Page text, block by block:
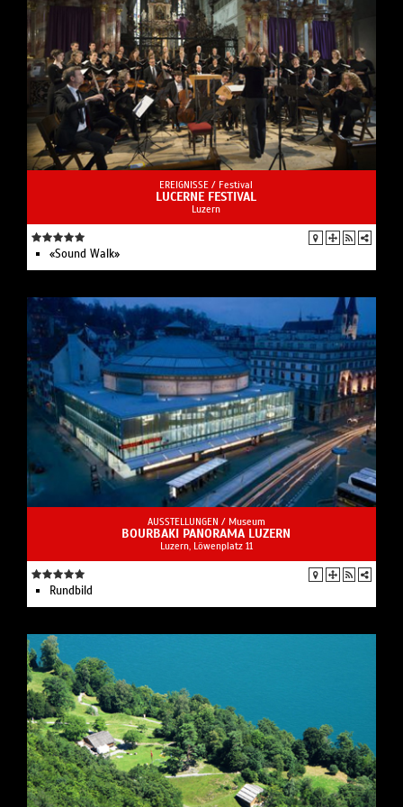
EREIGNISSE / Festival
LUCERNE FESTIVAL
Luzern
«Sound Walk»
AUSSTELLUNGEN / Museum
BOURBAKI PANORAMA LUZERN
Luzern, Löwenplatz 11
Rundbild